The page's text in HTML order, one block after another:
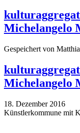
Michelangelo
Gespeichert von
Michelangelo
18. Dezember 2016
Künstlerkommune mit